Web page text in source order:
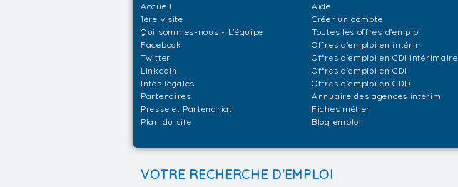
Accueil
1ère visite
Qui sommes-nous - L'équipe
Facebook
Twitter
Linkedin
Infos légales
Partenaires
Presse et Partenariat
Plan du site
Aide
Créer un compte
Toutes les offres d'emploi
Offres d'emploi en intérim
Offres d'emploi en CDI intérimaire
Offres d'emploi en CDI
Offres d'emploi en CDD
Annuaire des agences intérim
Fiches métier
Blog emploi
VOTRE RECHERCHE D'EMPLOI